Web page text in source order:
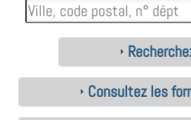
Consultez les